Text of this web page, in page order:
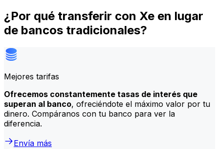
¿Por qué transferir con Xe en lugar
de bancos tradicionales?
Mejores tarifas
Ofrecemos constantemente tasas de interés que
superan al banco, ofreciéndote el máximo valor por tu
dinero. Compáranos con tu banco para ver la
diferencia.
Envía más